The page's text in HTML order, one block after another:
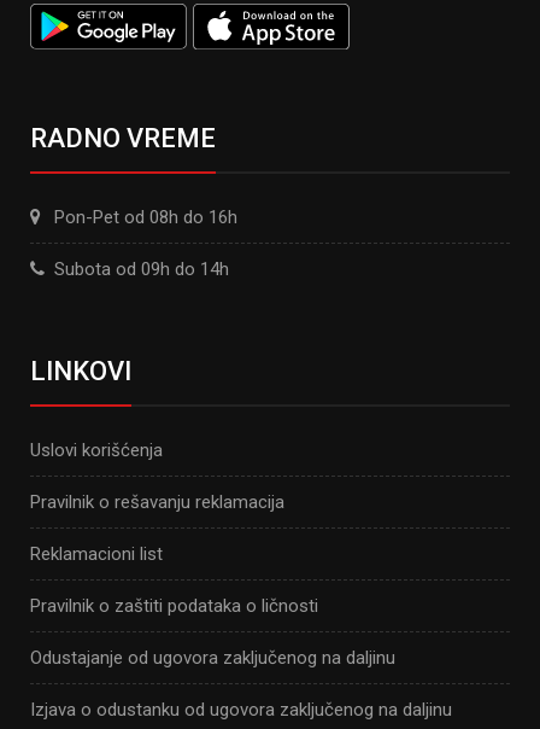
RADNO VREME
Pon-Pet od 08h do 16h
Subota od 09h do 14h
LINKOVI
Uslovi korišćenja
Pravilnik o rešavanju reklamacija
Reklamacioni list
Pravilnik o zaštiti podataka o ličnosti
Odustajanje od ugovora zaključenog na daljinu
Izjava o odustanku od ugovora zaključenog na daljinu